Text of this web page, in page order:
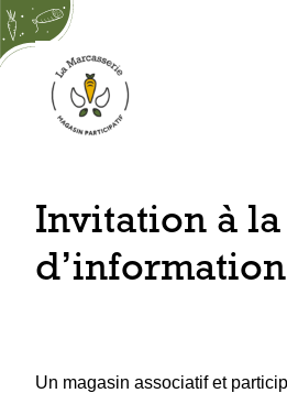
Aller
au
contenu
Invitation à
d’information
Un magasin associatif et